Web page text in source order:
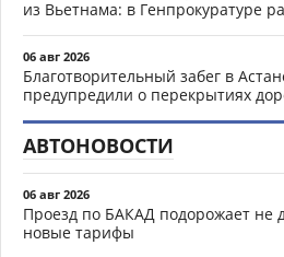
из Вьетнама: в Генпрокуратуре
06 авг 2026
Благотворительный забег в
предупредили о перекрытиях
АВТОНОВОСТИ
06 авг 2026
Проезд по БАКАД подорожает не
новые тарифы